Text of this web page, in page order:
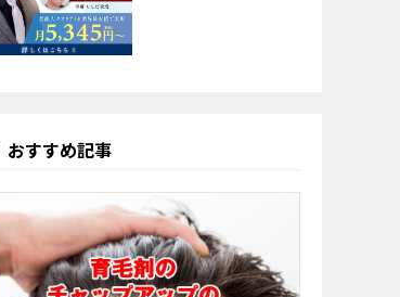
おすすめ記事